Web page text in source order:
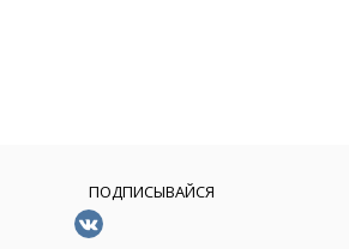
ПОДПИСЫВАЙСЯ